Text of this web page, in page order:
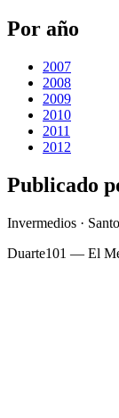
Por año
2007
2008
2009
2010
2011
2012
Publicado
Invermedios ·
Duarte101 — El